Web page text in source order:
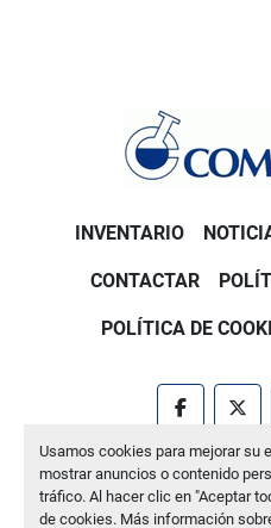
Usamos cookies para mejorar su
mostrar anuncios o contenido
tráfico. Al hacer clic en "Aceptar
de cookies. Más información
INVENTARIO
CONTACTAR
POLÍTICA DE
facebook
Machinio System